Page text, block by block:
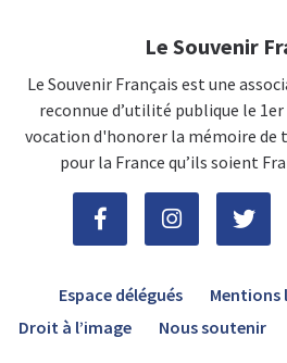
Le Souvenir
Le Souvenir Français est une
reconnue d’utilité publique le
vocation d'honorer la mémoire de
pour la France qu’ils soient
Espace délégués Mentions
Droit à l’image
Nous soutenir